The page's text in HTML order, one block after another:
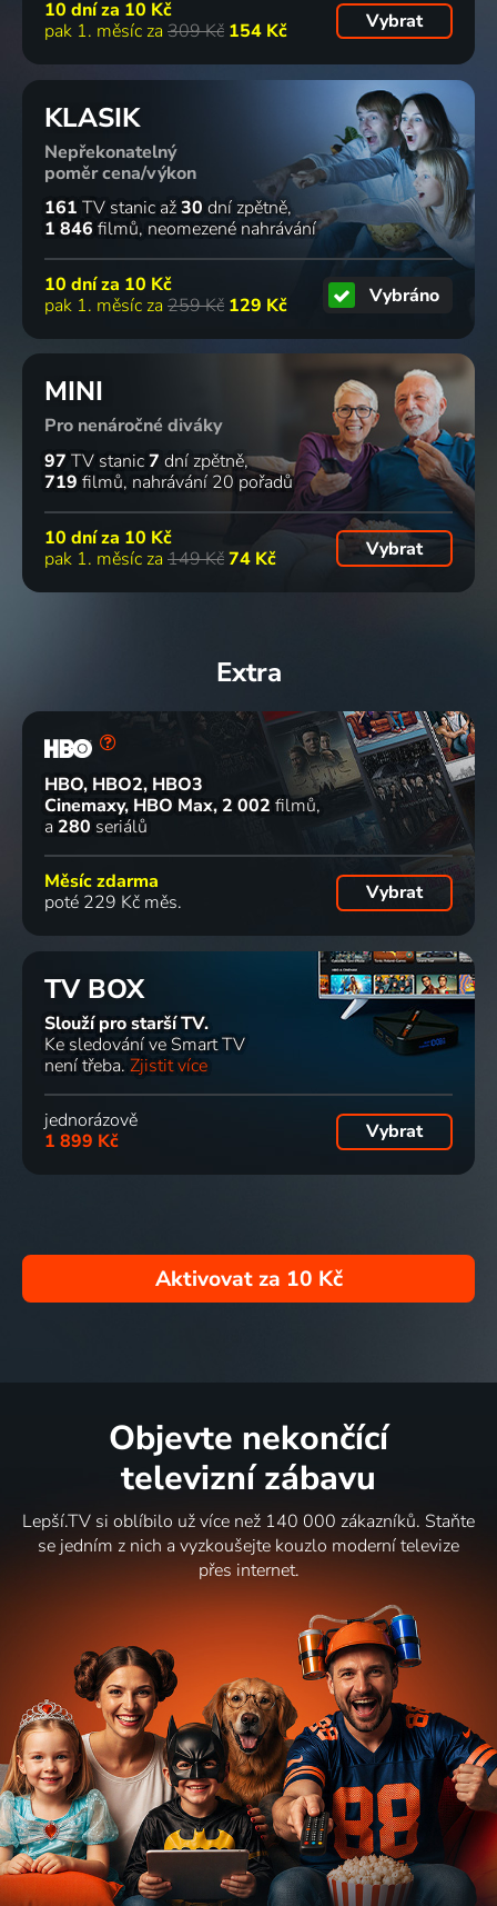
10 dní za 10 Kč
pak 1. měsíc za 309 Kč 154 Kč Vybrat
KLASIK
Nepřekonatelný
poměr cena/výkon
161 TV stanic až30 dní zpětně
1 846 filmů neomezené nahrávání
10 dní za 10 Kč
pak 1. měsíc za 259 Kč 129 Kč Vybráno
MINI
Pro nenáročné diváky
97 TV stanic7 dní zpětně
719 filmů nahrávání 20 pořadů
10 dní za 10 Kč
pak 1. měsíc za 149 Kč74 Kč Vybrat
Extra
HBO, HBO2, HBO3
Cinemaxy, HBO Max 2 002 filmů
a 280 seriálů
Měsíc zdarma
poté 229 Kč měs.
Vybrat
TV BOX
Slouží pro starší TV.
Ke sledování ve Smart TV
není třeba. Zjistit více
jednorázově
1 899 Kč
Vybrat
Aktivovat za 10 Kč
Objevte nekončící
televizní zábavu
Lepší.TV si oblíbilo už více než 140 000 zákazníků. Staňte
se jedním z nich a vyzkoušejte kouzlo moderní televize
přes internet.